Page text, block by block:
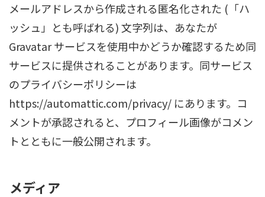
メールアドレスから作成される匿名化された (「ハ
ッシュ」とも呼ばれる) 文字列は、あなたが
Gravatar サービスを使用中かどうか確認するため同
サービスに提供されることがあります。同サービス
のプライバシーポリシーは
https://automattic.com/privacy/ にあります。コ
メントが承認されると、プロフィール画像がコメン
トとともに一般公開されます。
メディア